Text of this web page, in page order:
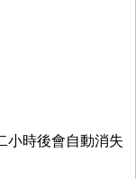
小時後會自動消失